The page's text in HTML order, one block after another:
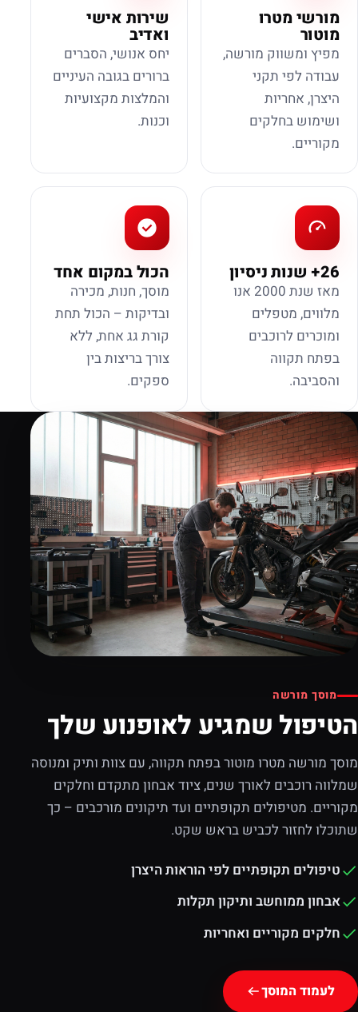
מורשי מטרו
מוטור
מפיץ ומשווק מורשה,
עבודה לפי תקני
היצרן, אחריות
ושימוש בחלקים
מקוריים.
שירות אישי
ואדיב
יחס אנושי, הסברים
ברורים בגובה העיניים
והמלצות מקצועיות
וכנות.
26+ שנות ניסיון
מאז שנת 2000 אנו
מלווים, מטפלים
ומוכרים לרוכבים
בפתח תקווה
והסביבה.
הכול במקום אחד
מוסך, חנות, מכירה
ובדיקות – הכול תחת
קורת גג אחת, ללא
צורך בריצות בין
ספקים.
מוסך מורשה
הטיפול שמגיע לאופנוע שלך
מוסך מורשה מטרו מוטור בפתח תקווה, עם צוות ותיק ומנוסה
שמלווה רוכבים לאורך שנים, ציוד אבחון מתקדם וחלקים
מקוריים. מטיפולים תקופתיים ועד תיקונים מורכבים – כך
שתוכלו לחזור לכביש בראש שקט.
טיפולים תקופתיים לפי הוראות היצרן
אבחון ממוחשב ותיקון תקלות
חלקים מקוריים ואחריות
לעמוד המוסך